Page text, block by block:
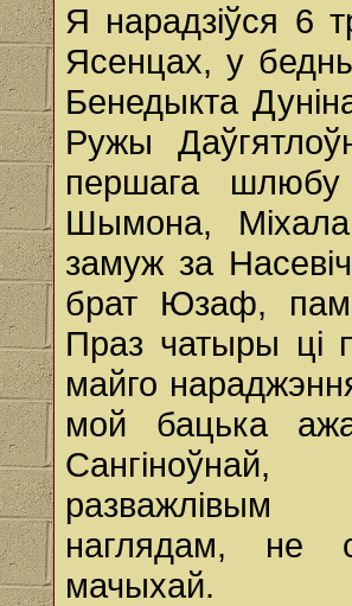
Я нарадзіўся 6
Ясенцах, у
Бенедыкта
Ружы
першага
Шымона,
замуж за
брат Юзаф,
Праз чатыры ці
майго
мой бацька
наглядам, не
мачыхай.